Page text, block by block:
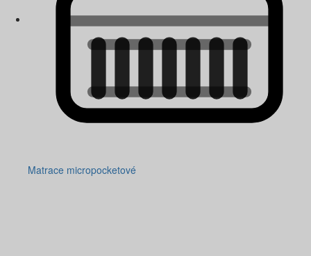
Matrace micropocketové